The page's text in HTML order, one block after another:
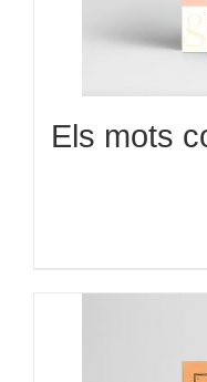
Els mots